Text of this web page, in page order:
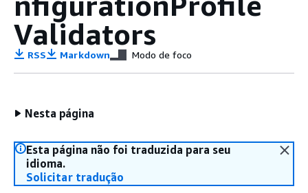
Validators
RSS Markdown Modo de foco
Nesta página
Esta página não foi traduzida para seu
idioma.
Solicitar tradução